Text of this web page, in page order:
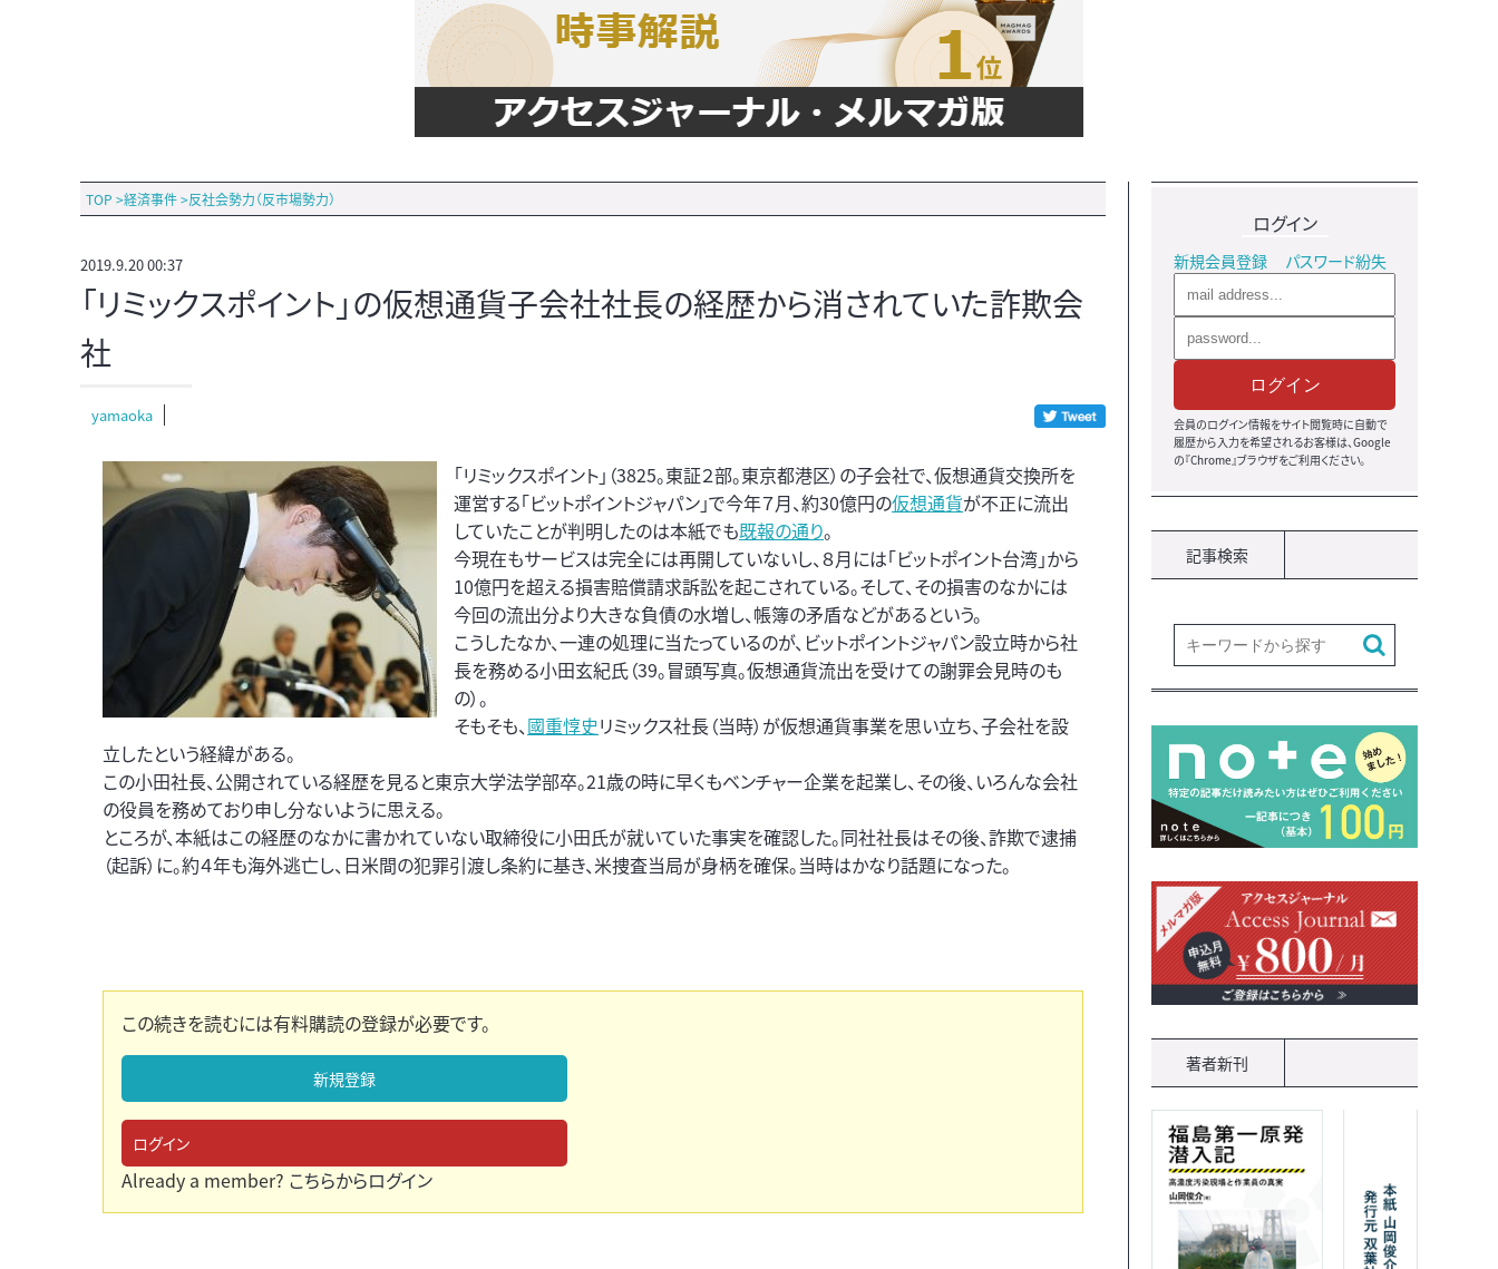
TOP >経済事件>反社会勢力（反市場勢力）
2019.9.20 00:37
「リミックスポイント」の仮想通貨子会社社長の経歴から消されていた詐欺会
社
yamaoka
「リミックスポイント」（3825。東証２部。東京都港区）の子会社で、仮想通貨交換所を
運営する「ビットポイントジャパン」で今年７月、約30億円の仮想通貨が不正に流出
していたことが判明したのは本紙でも既報の通り。
今現在もサービスは完全には再開していないし、８月には「ビットポイント台湾」から
10億円を超える損害賠償請求訴訟を起こされている。そして、その損害のなかには
今回の流出分より大きな負債の水増し、帳簿の矛盾などがあるという。
こうしたなか、一連の処理に当たっているのが、ビットポイントジャパン設立時から社
長を務める小田玄紀氏（39。冒頭写真。仮想通貨流出を受けての謝罪会見時のも
の）。
そもそも、國重惇史リミックス社長（当時）が仮想通貨事業を思い立ち、子会社を設
立したという経緯がある。
この小田社長、公開されている経歴を見ると東京大学法学部卒。21歳の時に早くもベンチャー企業を起業し、その後、いろんな会社
の役員を務めており申し分ないように思える。
ところが、本紙はこの経歴のなかに書かれていない取締役に小田氏が就いていた事実を確認した。同社社長はその後、詐欺で逮捕
（起訴）に。約４年も海外逃亡し、日米間の犯罪引渡し条約に基き、米捜査当局が身柄を確保。当時はかなり話題になった。
この続きを読むには有料購読の登録が必要です。
新規登録
ログイン
Already a member? こちらからログイン
ログイン
新規会員登録 パスワード紛失
ログイン
会員のログイン情報をサイト閲覧時に自動で
履歴から入力を希望されるお客様は、Google
の『Chrome』ブラウザをご利用ください。
記事検索
著者新刊